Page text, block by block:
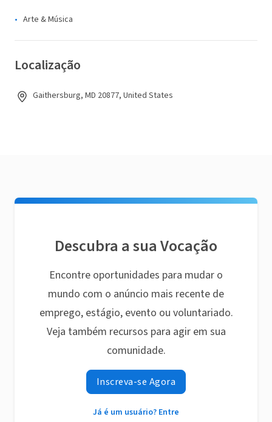
Arte & Música
Localização
Gaithersburg, MD 20877, United States
Descubra a sua Vocação
Encontre oportunidades para mudar o
mundo com o anúncio mais recente de
emprego, estágio, evento ou voluntariado.
Veja também recursos para agir em sua
comunidade.
Inscreva-se Agora
Já é um usuário? Entre